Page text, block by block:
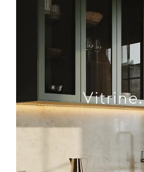
Vitrine.